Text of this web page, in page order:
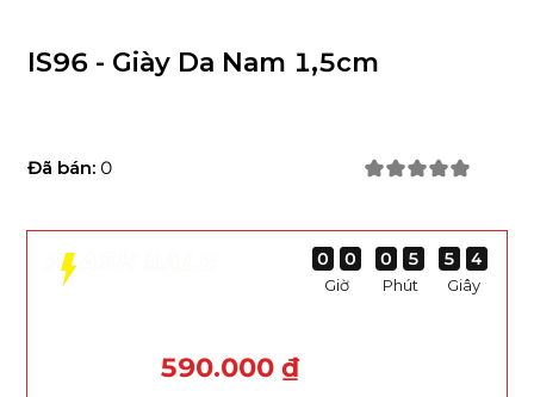
Đã bán: 0
IS96 - Giày Da Nam 1,5cm
0
0
0
0 0
0
0
0 0
0
0
0 5
5
5
5 5
5
5
5 4
3
4
3
Giờ Phút Giây
590.000 ₫